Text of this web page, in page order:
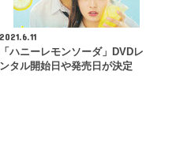
2021.6.11
「ハニーレモンソーダ」DVDレ
ンタル開始日や発売日が決定